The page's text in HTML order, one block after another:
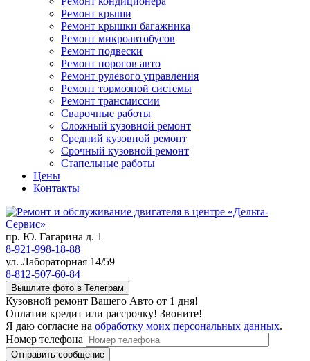
Ремонт крыши
Ремонт крышки багажника
Ремонт микроавтобусов
Ремонт подвески
Ремонт порогов авто
Ремонт рулевого управления
Ремонт тормозной системы
Ремонт трансмиссии
Сварочные работы
Сложный кузовной ремонт
Средний кузовной ремонт
Срочный кузовной ремонт
Стапельные работы
Цены
Контакты
пр. Ю. Гагарина д. 1
8-921-998-18-88
ул. Лабораторная 14/59
8-812-507-60-84
Вышлите фото в Телеграм
Кузовной ремонт Вашего Авто от 1 дня!
Оплатив кредит или рассрочку! Звоните!
Я даю согласие на обработку моих персональных данных.
Номер телефона